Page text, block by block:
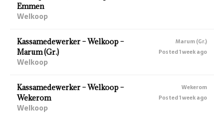
Emmen
Welkoop
Kassamedewerker – Welkoop –
Marum (Gr.)
Welkoop
Marum (Gr.)
Posted 1 week ago
Kassamedewerker – Welkoop –
Wekerom
Welkoop
Wekerom
Posted 1 week ago